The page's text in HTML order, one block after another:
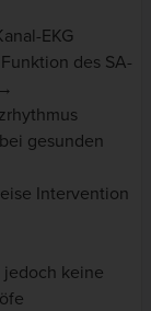
EKG
des SA-
gesunden
Intervention
jedoch keine